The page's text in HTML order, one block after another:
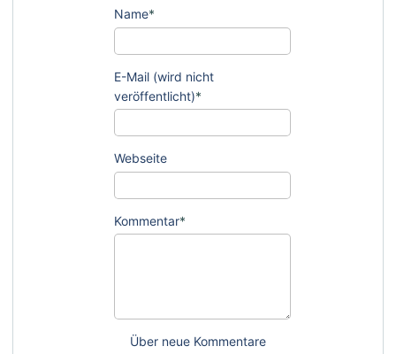
Name*
E-Mail (wird nicht
veröffentlicht)*
Webseite
Kommentar*
Über neue Kommentare